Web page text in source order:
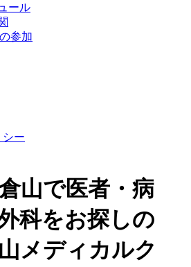
ール
参加
シー
山で医者・病
科をお探しの
メディカルク